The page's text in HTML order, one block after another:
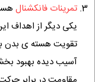
تمرینات فانکشنال
یکی دیگر از اهداف
تقویت هسته ی بدن
آسیب دیده بهبود